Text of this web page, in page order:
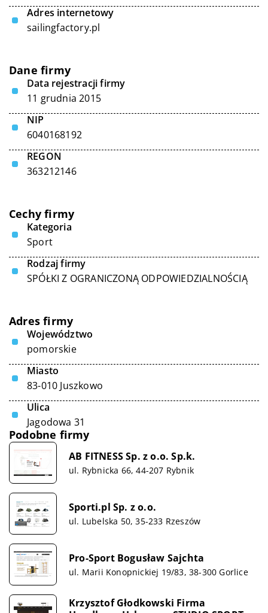
Adres internetowy
sailingfactory.pl
Dane firmy
Data rejestracji firmy
11 grudnia 2015
NIP
6040168192
REGON
363212146
Cechy firmy
Kategoria
Sport
Rodzaj firmy
SPÓŁKI Z OGRANICZONĄ ODPOWIEDZIALNOŚCIĄ
Adres firmy
Województwo
pomorskie
Miasto
83-010 Juszkowo
Ulica
Jagodowa 31
Podobne firmy
AB FITNESS Sp. z o.o. Sp.k.
ul. Rybnicka 66, 44-207 Rybnik
Sporti.pl Sp. z o.o.
ul. Lubelska 50, 35-233 Rzeszów
Pro-Sport Bogusław Sajchta
ul. Marii Konopnickiej 19/83, 38-300 Gorlice
Krzysztof Głodkowski Firma